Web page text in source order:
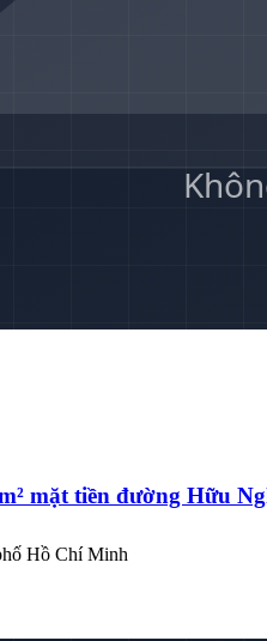
mặt tiền đường Hữu
Hồ Chí Minh